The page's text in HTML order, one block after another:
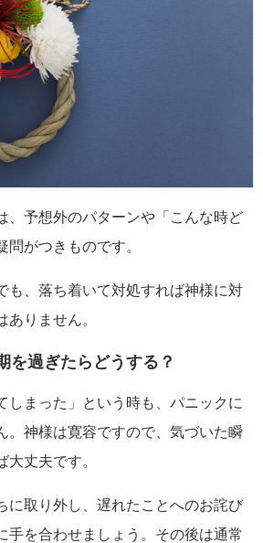
、予想外のパターンや「こんな時ど
問がつきものです。
も、落ち着いて対処すれば神様に対
ありません。
を過ぎたらどうする？
しまった」という時も、パニックに
。神様は寛容ですので、気づいた瞬
大丈夫です。
に取り外し、遅れたことへのお詫び
手を合わせましょう。その後は通常